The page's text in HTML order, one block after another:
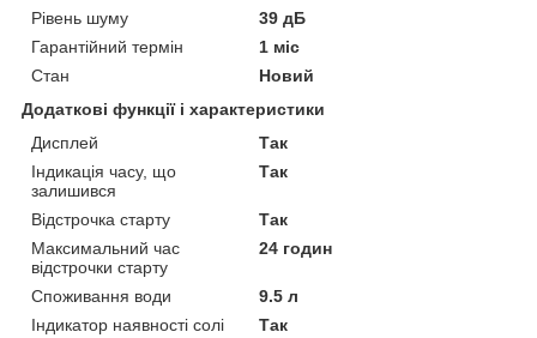
Рівень шуму
39 дБ
Гарантійний термін
1 міс
Стан
Новий
Додаткові функції і характеристики
Дисплей
Так
Індикація часу, що
залишився
Так
Відстрочка старту
Так
Максимальний час
відстрочки старту
24 годин
Споживання води
9.5 л
Індикатор наявності солі
Так